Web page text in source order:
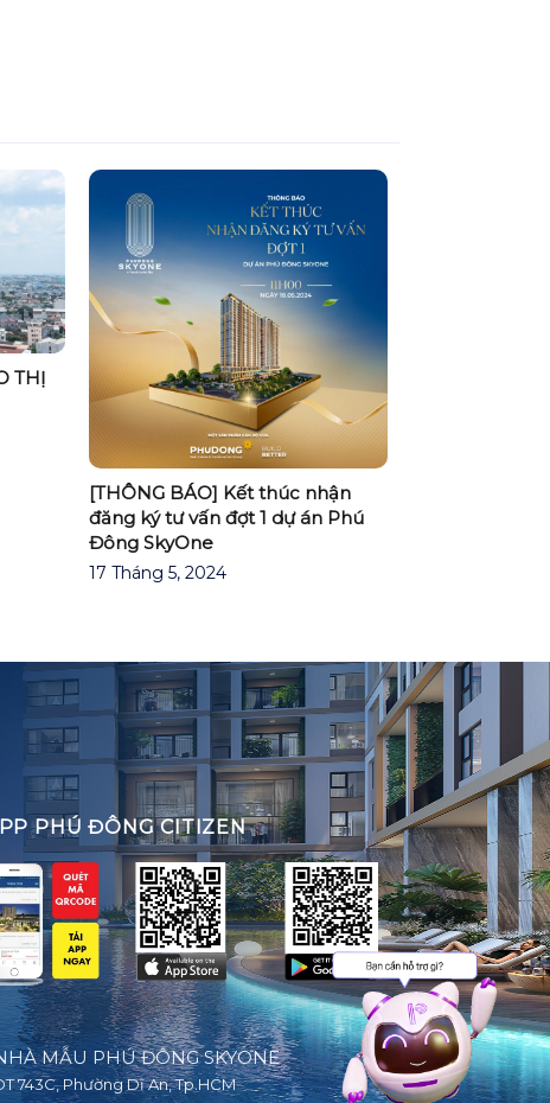
bàn giao
hộ Phú
Khởi đầu của những ước mơ với
Phú Đông SkyOne
30 Tháng 3, 2024
PHÚ ĐÔNG CITIZEN
MẪU PHÚ ĐÔNG SKYONE
743C, Phường Dĩ An, Tp.HCM